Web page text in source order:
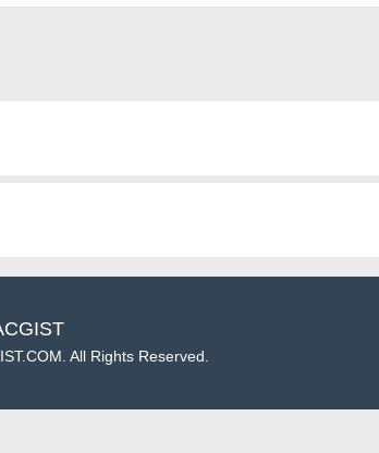
All Rights Reserved.